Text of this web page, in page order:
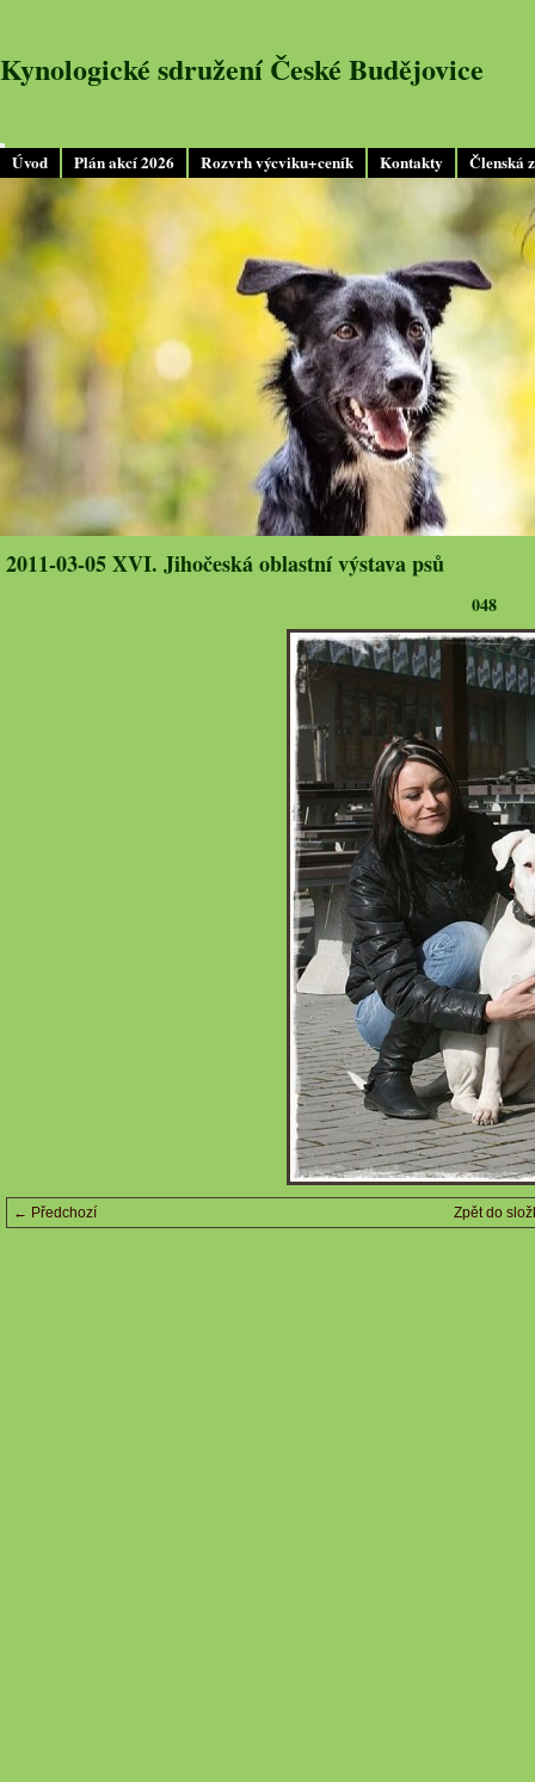
Úvod Plán akcí 2026 Rozvrh výcviku+ceník Kontakty Členská
Kynologické sdružení České Budějovice
2011-03-05 XVI. Jihočeská oblastní výstava psů
048
← Předchozí Zpět do